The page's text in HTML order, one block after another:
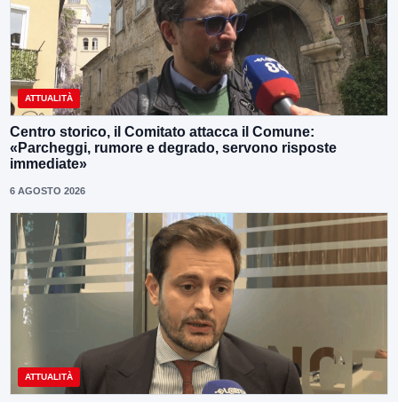
ATTUALITÀ
Centro storico, il Comitato attacca il Comune:
«Parcheggi, rumore e degrado, servono risposte
immediate»
6 AGOSTO 2026
ATTUALITÀ